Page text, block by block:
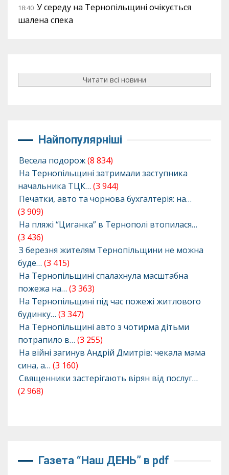
18:40 У середу на Тернопільщині очікується
шалена спека
Читати всі новини
Найпопулярніші
Весела подорож(8 834)
На Тернопільщині затримали заступника
начальника ТЦК… (3 944)
Печатки, авто та чорнова бухгалтерія: на…
(3 909)
На пляжі “Циганка” в Тернополі втопилася…
(3 436)
З березня жителям Тернопільщини не можна
буде… (3 415)
На Тернопільщині спалахнула масштабна
пожежа на… (3 363)
На Тернопільщині під час пожежі житлового
будинку… (3 347)
На Тернопільщині авто з чотирма дітьми
потрапило в… (3 255)
На війні загинув Андрій Дмитрів: чекала мама
сина, а… (3 160)
Священники застерігають вірян від послуг…
(2 968)
Газета “Наш ДЕНЬ” в pdf